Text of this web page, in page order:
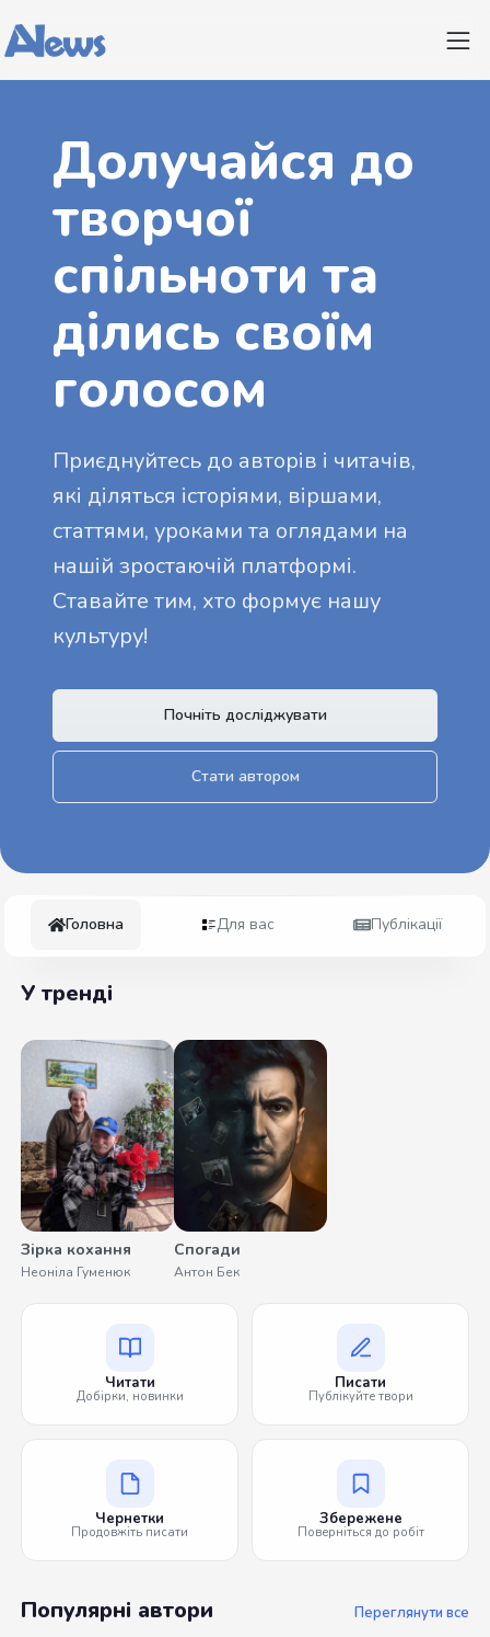
Долучайся до
творчої
спільноти та
ділись своїм
голосом
Приєднуйтесь до авторів і читачів,
які діляться історіями, віршами,
статтями, уроками та оглядами на
нашій зростаючій платформі.
Ставайте тим, хто формує нашу
культуру!
Почніть досліджувати
Стати автором
Головна Для вас Публікації
У тренді
Зірка кохання
Неоніла Гуменюк
Спогади
Антон Бек
Читати
Добірки, новинки
Писати
Публікуйте твори
Чернетки
Продовжіть писати
Збережене
Поверніться до робіт
Популярні автори Переглянути все